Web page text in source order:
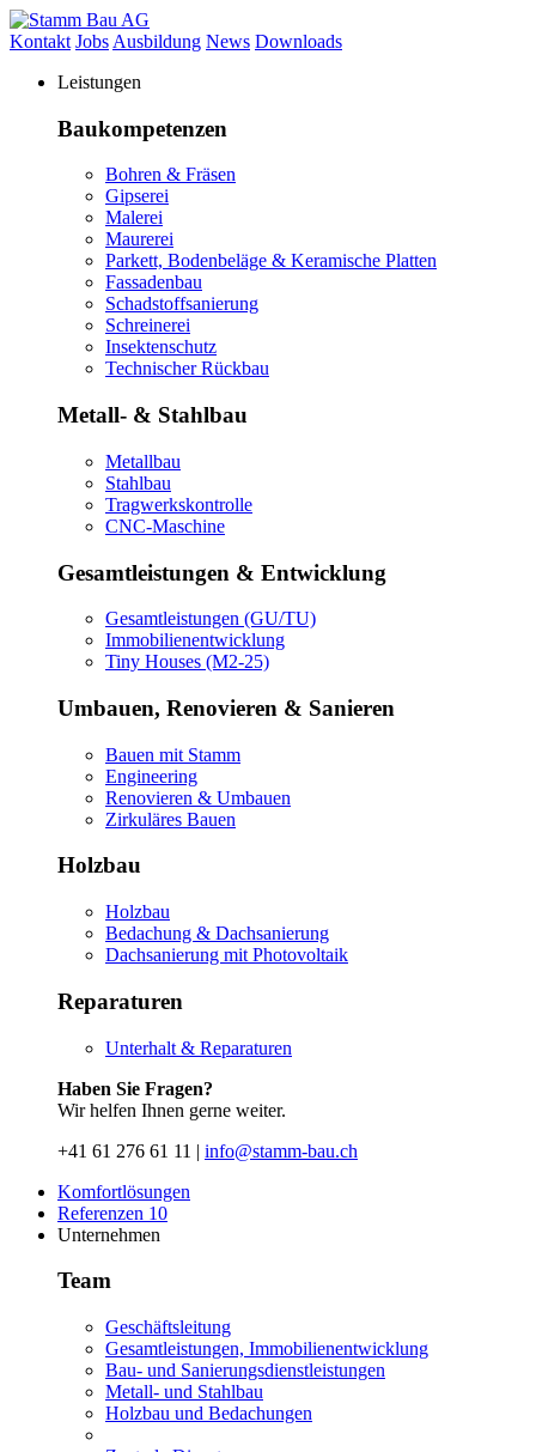
Kontakt Jobs Ausbildung News Downloads
Leistungen
Baukompetenzen
Bohren & Fräsen
Gipserei
Malerei
Maurerei
Parkett, Bodenbeläge & Keramische Platten
Fassadenbau
Schadstoffsanierung
Schreinerei
Insektenschutz
Technischer Rückbau
Metall- & Stahlbau
Metallbau
Stahlbau
Tragwerkskontrolle
CNC-Maschine
Gesamtleistungen & Entwicklung
Gesamtleistungen (GU/TU)
Immobilienentwicklung
Tiny Houses (M2-25)
Umbauen, Renovieren & Sanieren
Bauen mit Stamm
Engineering
Renovieren & Umbauen
Zirkuläres Bauen
Holzbau
Holzbau
Bedachung & Dachsanierung
Dachsanierung mit Photovoltaik
Reparaturen
Unterhalt & Reparaturen
Haben Sie Fragen?
Wir helfen Ihnen gerne weiter.
+41 61 276 61 11 | info@stamm-bau.ch
Komfortlösungen
Referenzen 10
Unternehmen
Team
Geschäftsleitung
Gesamtleistungen, Immobilienentwicklung
Bau- und Sanierungsdienstleistungen
Metall- und Stahlbau
Holzbau und Bedachungen